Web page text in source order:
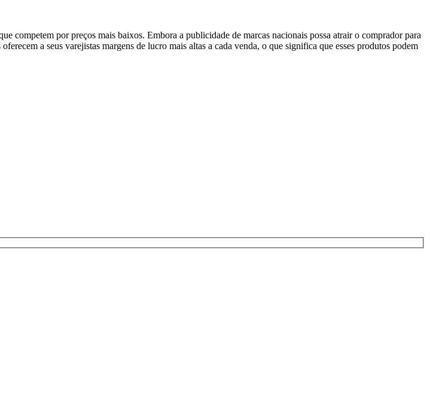
competem por preços mais baixos. Embora a publicidade de marcas nacionais possa atrair o comprador para
a seus varejistas margens de lucro mais altas a cada venda, o que significa que esses produtos podem